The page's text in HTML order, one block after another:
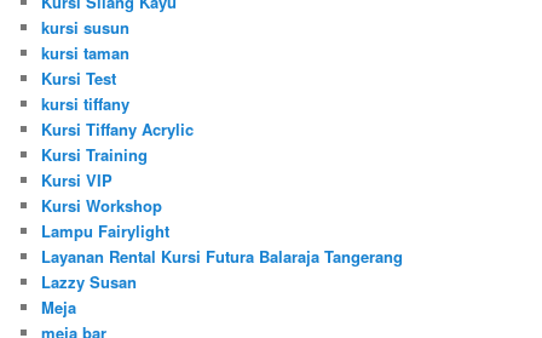
kursi susun
kursi taman
Kursi Test
kursi tiffany
Kursi Tiffany Acrylic
Kursi Training
Kursi VIP
Kursi Workshop
Lampu Fairylight
Layanan Rental Kursi Futura Balaraja Tangerang
Lazzy Susan
Meja
meja bar